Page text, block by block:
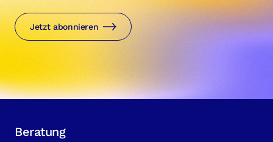
Jetzt abonnieren
Beratung